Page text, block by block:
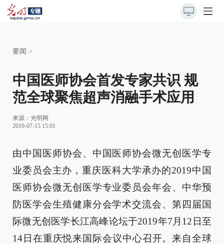
要闻 >
中国医师协会首发专家共识 规
范全球聚焦超声消融手术应用
来源：光明网
2019-07-15 15:01
由中国医师协会、中国医师协会微无创医学专
业委员会主办，重庆医科大学承办的2019中国
医师协会微无创医学专业委员会年会、中华预
防医学会生殖健康分会学术交流会、第四届国
际微无创医学长江高峰论坛于2019年7月12日至
14日在重庆悦来国际会议中心召开。来自全球